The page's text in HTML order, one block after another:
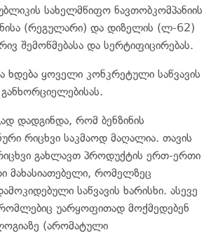
სახელმწიფო ნავთობკომპანიის
(რეგულარი) და დიზელის (ლ-62)
შემოწმებასა და სერტიფიცირებას.
ხდება ყოველი კონკრეტული საწვავის
დადგინდა, რომ ბენზინის
რიცხვი საკმაოდ მაღალია. თავის
გახლავთ პროდუქტის ერთ-ერთი
მახასიათებელი, რომელზეც
საწვავის ხარისხი. ასევე
უარყოფითად მოქმედებენ
(არომატული